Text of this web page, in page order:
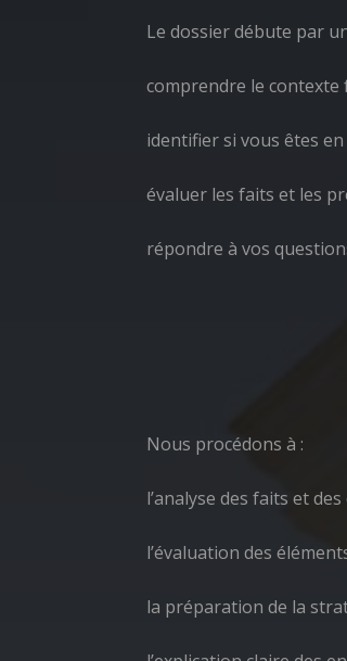
Le dossier débute par
comprendre le contexte
identifier si vous êtes
évaluer les faits et les
répondre à vos
Nous procédons à :
l’analyse des faits et
l’évaluation des
la préparation de la